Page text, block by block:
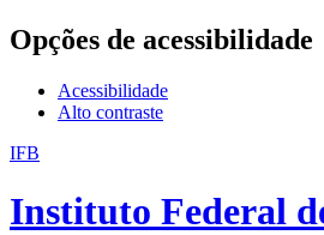
Opções de acessibilidade
Acessibilidade
Alto contraste
IFB
Instituto Federal